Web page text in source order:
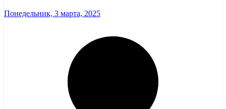
Понедельник, 3 марта, 2025